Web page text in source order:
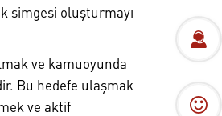
simgesi oluşturmayı
ve kamuoyunda
Bu hedefe ulaşmak
ve aktif